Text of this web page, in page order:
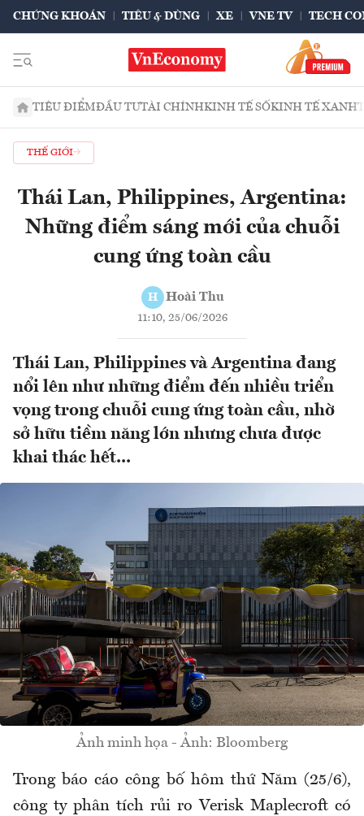
CHỨNG KHOÁN TIÊU & DÙNG XE VNE TV TECH
TIÊU ĐIỂMĐẦU TƯTÀI CHÍNHKINH TẾ SỐKINH TẾ XANH
THẾ GIỚI
Thái Lan, Philippines, Argentina:
Những điểm sáng mới của chuỗi
cung ứng toàn cầu
H Hoài Thu
11:10, 25/06/2026
Thái Lan, Philippines và Argentina đang
nổi lên như những điểm đến nhiều triển
vọng trong chuỗi cung ứng toàn cầu, nhờ
sở hữu tiềm năng lớn nhưng chưa được
khai thác hết...
Ảnh minh họa - Ảnh: Bloomberg
Trong báo cáo công bố hôm thứ Năm (25/6),
công ty phân tích rủi ro Verisk Maplecroft có